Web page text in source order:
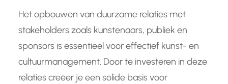
Het opbouwen van duurzame relaties met
stakeholders zoals kunstenaars, publiek en
sponsors is essentieel voor effectief kunst- en
cultuurmanagement. Door te investeren in deze
relaties creëer je een solide basis voor